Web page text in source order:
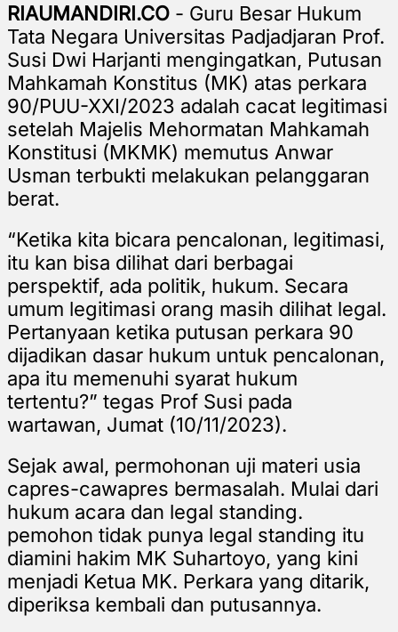
RIAUMANDIRI.CO - Guru Besar Hukum
Tata Negara Universitas Padjadjaran Prof.
Susi Dwi Harjanti mengingatkan, Putusan
Mahkamah Konstitus (MK) atas perkara
90/PUU-XXI/2023 adalah cacat legitimasi
setelah Majelis Mehormatan Mahkamah
Konstitusi (MKMK) memutus Anwar
Usman terbukti melakukan pelanggaran
berat.
“Ketika kita bicara pencalonan, legitimasi,
itu kan bisa dilihat dari berbagai
perspektif, ada politik, hukum. Secara
umum legitimasi orang masih dilihat legal.
Pertanyaan ketika putusan perkara 90
dijadikan dasar hukum untuk pencalonan,
apa itu memenuhi syarat hukum
tertentu?” tegas Prof Susi pada
wartawan, Jumat (10/11/2023).
Sejak awal, permohonan uji materi usia
capres-cawapres bermasalah. Mulai dari
hukum acara dan legal standing.
pemohon tidak punya legal standing itu
diamini hakim MK Suhartoyo, yang kini
menjadi Ketua MK. Perkara yang ditarik,
diperiksa kembali dan putusannya.